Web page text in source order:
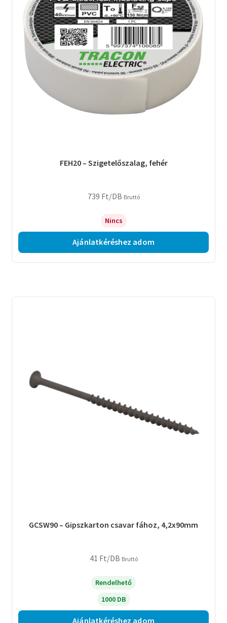
FEH20 – Szigetelőszalag, fehér
739 Ft/DB Bruttó
Nincs
Ajánlatkéréshez adom
GCSW90 – Gipszkarton csavar fához, 4,2x90mm
41 Ft/DB Bruttó
Rendelhető
1000 DB
Ajánlatkéréshez adom